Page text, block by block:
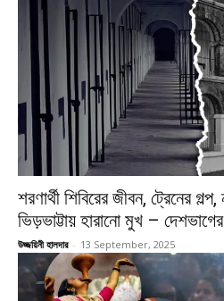
শরণার্থী শিবিরের জীবন, ট্রেনের
ভিড়ভাট্টায় হারানো মুখ –
উজ্জয়িনী হালদার - 13 September, 2025